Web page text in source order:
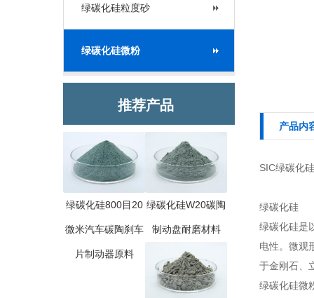
绿碳化硅粒度砂
绿碳化硅微粉
推荐产品
绿碳化硅800目20
微米汽车碳陶刹车
片制动器原料
绿碳化硅W20碳陶
制动盘耐磨材料
产品内
SIC绿碳化
绿碳化硅
绿碳化硅是
电性。微观
于金刚石、
绿碳化硅微